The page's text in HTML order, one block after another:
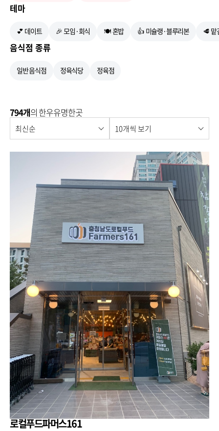
테마
💕 데이트 🎉 모임·회식 🍽 혼밥 👍 미슐랭·블루리본 🥩 맡
음식점 종류
일반 음식점 정육식당 정육점
794개의 한우유명한곳
최신순 10개씩 보기
로컬푸드파머스161